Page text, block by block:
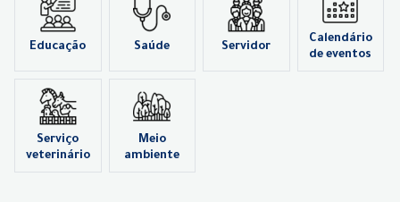
Educação Saúde Servidor
Calendário
de eventos
Serviço
veterinário
Meio
ambiente